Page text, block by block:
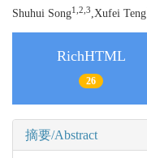
Shuhui Song1, 2, 3,Xufei Teng
RichHTML
26
摘要/Abstract